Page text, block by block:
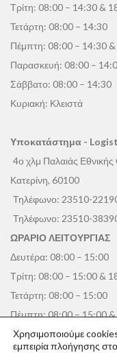
Τρίτη: 08:00 – 14:30 &
Τετάρτη: 08:00 – 14:30
Πέμπτη: 08:00 – 14:30
Παρασκευή: 08:00 –
Σάββατο: 08:00 – 14:30
Κυριακή: Κλειστά
Υποκατάστημα -
4ο χλμ Παλαιάς
Κατερίνη, 60100
Τηλέφωνο: 23510-
Τηλέφωνο: 23510-
ΩΡΑΡΙΟ ΛΕΙΤΟΥΡΓΙΑΣ
Δευτέρα: 08:00 – 15:00
Τρίτη: 08:00 – 15:00 &
Τετάρτη: 08:00 – 15:00
Πέμπτη: 08:00 – 15:00
Παρασκευή: 08:00 –
Χρησιμοποιούμε
εμπειρία πλοήγησης